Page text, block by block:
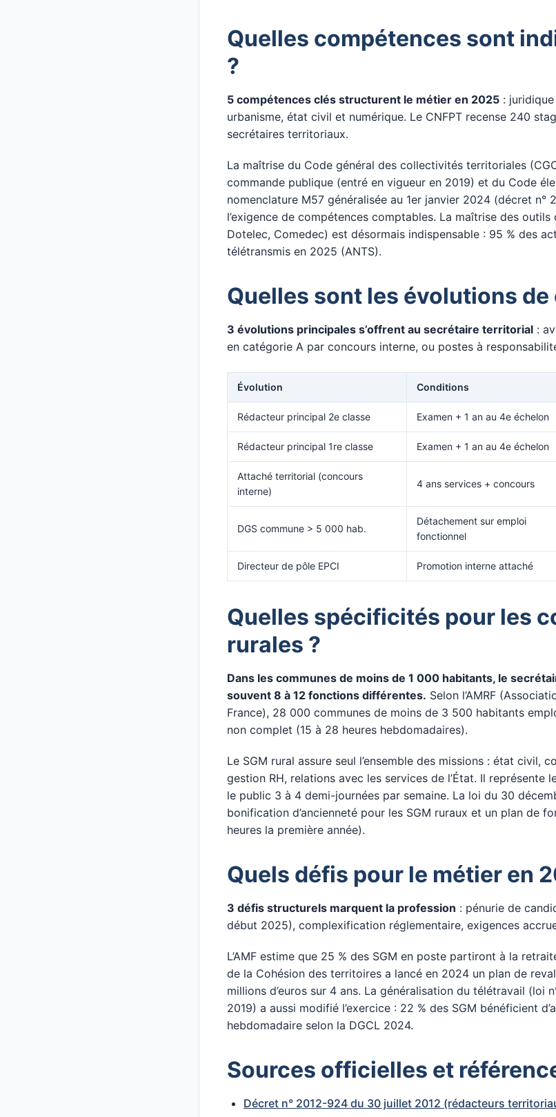
Quelles compétences sont
?
5 compétences clés structurent le métier en 2025 :
urbanisme, état civil et numérique. Le CNFPT recense 240
secrétaires territoriaux.
La maîtrise du Code général des collectivités territoriales
commande publique (entré en vigueur en 2019) et du Code
nomenclature M57 généralisée au 1er janvier 2024 (décret n°
l’exigence de compétences comptables. La maîtrise des outils
Dotelec, Comedec) est désormais indispensable : 95 % des
télétransmis en 2025 (ANTS).
Quelles sont les évolutions de
3 évolutions principales s’offrent au secrétaire territorial :
en catégorie A par concours interne, ou postes à
Évolution Conditions
Rédacteur principal 2e classe Examen + 1 an au 4e échelon
Rédacteur principal 1re classe Examen + 1 an au 4e échelon
Attaché territorial (concours
interne)
4 ans services + concours
DGS commune > 5 000 hab.
Détachement sur emploi
fonctionnel
Directeur de pôle EPCI Promotion interne attaché
Quelles spécificités pour les
rurales ?
Dans les communes de moins de 1 000 habitants, le
souvent 8 à 12 fonctions différentes. Selon l’AMRF
France), 28 000 communes de moins de 3 500 habitants
non complet (15 à 28 heures hebdomadaires).
Le SGM rural assure seul l’ensemble des missions : état civil,
gestion RH, relations avec les services de l’État. Il représente
le public 3 à 4 demi-journées par semaine. La loi du 30
bonification d’ancienneté pour les SGM ruraux et un plan de
heures la première année).
Quels défis pour le métier en
3 défis structurels marquent la profession : pénurie de
début 2025), complexification réglementaire, exigences
L’AMF estime que 25 % des SGM en poste partiront à la
de la Cohésion des territoires a lancé en 2024 un plan de
millions d’euros sur 4 ans. La généralisation du télétravail (loi
2019) a aussi modifié l’exercice : 22 % des SGM bénéficient
hebdomadaire selon la DGCL 2024.
Sources officielles et
Décret n° 2012-924 du 30 juillet 2012 (rédacteurs